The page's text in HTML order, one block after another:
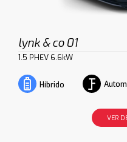
lynk & co 01
1.5 PHEV 6.6kW
Híbrido
VER